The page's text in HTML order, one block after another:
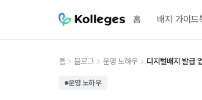
홈 배지 가이드
홈 블로그 운영 노하우 디지털배지 발급
운영 노하우